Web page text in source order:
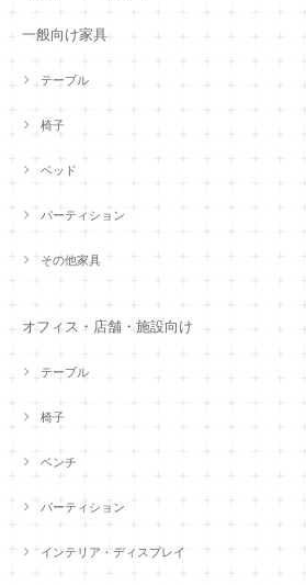
一般向け家具
テーブル
椅子
ベッド
パーティション
その他家具
オフィス・店舗・施設向け
テーブル
椅子
ベンチ
パーティション
インテリア・ディスプレイ